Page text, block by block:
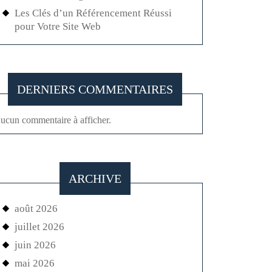
Les Clés d’un Référencement Réussi
pour Votre Site Web
DERNIERS COMMENTAIRES
commentaire à afficher.
ARCHIVE
août 2026
juillet 2026
juin 2026
mai 2026